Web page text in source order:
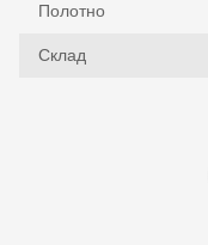
Полотно
Склад